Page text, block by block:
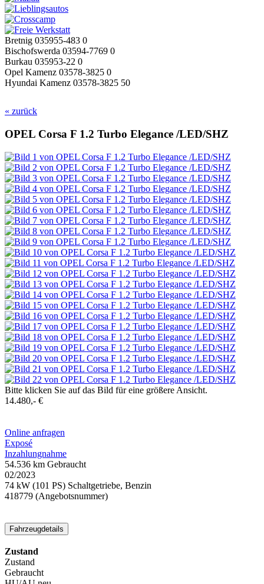
Bretnig 035955-483 0
Bischofswerda 03594-7769 0
Burkau 035953-22 0
Opel Kamenz 03578-3825 0
Hyundai Kamenz 03578-3825 50
« zurück
OPEL Corsa F 1.2 Turbo Elegance /LED/SHZ
Bitte klicken Sie auf das Bild für eine größere Ansicht.
14.480,- €
Online anfragen
Exposé
Inzahlungnahme
54.536 km Gebraucht
02/2023
74 kW (101 PS) Schaltgetriebe, Benzin
418779 (Angebotsnummer)
Fahrzeugdetails
Zustand
Zustand
Gebraucht